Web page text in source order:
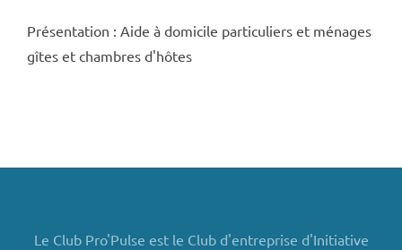
Présentation : Aide à domicile particuliers et ménages
gîtes et chambres d'hôtes
Le Club Pro'Pulse est le Club d'entreprise d'Initiative